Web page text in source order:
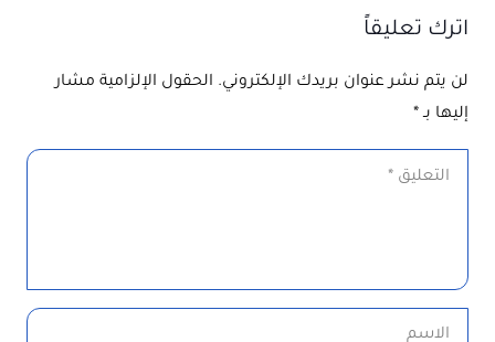
اترك تعليقاً
لن يتم نشر عنوان بريدك الإلكتروني. الحقول الإلزامية مشار
إليها بـ*